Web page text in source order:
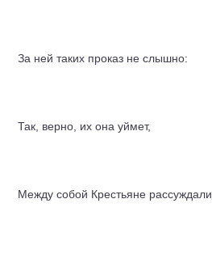
За ней таких проказ не слышно:
Так, верно, их она уймет,
Между собой Крестьяне рассуждали.